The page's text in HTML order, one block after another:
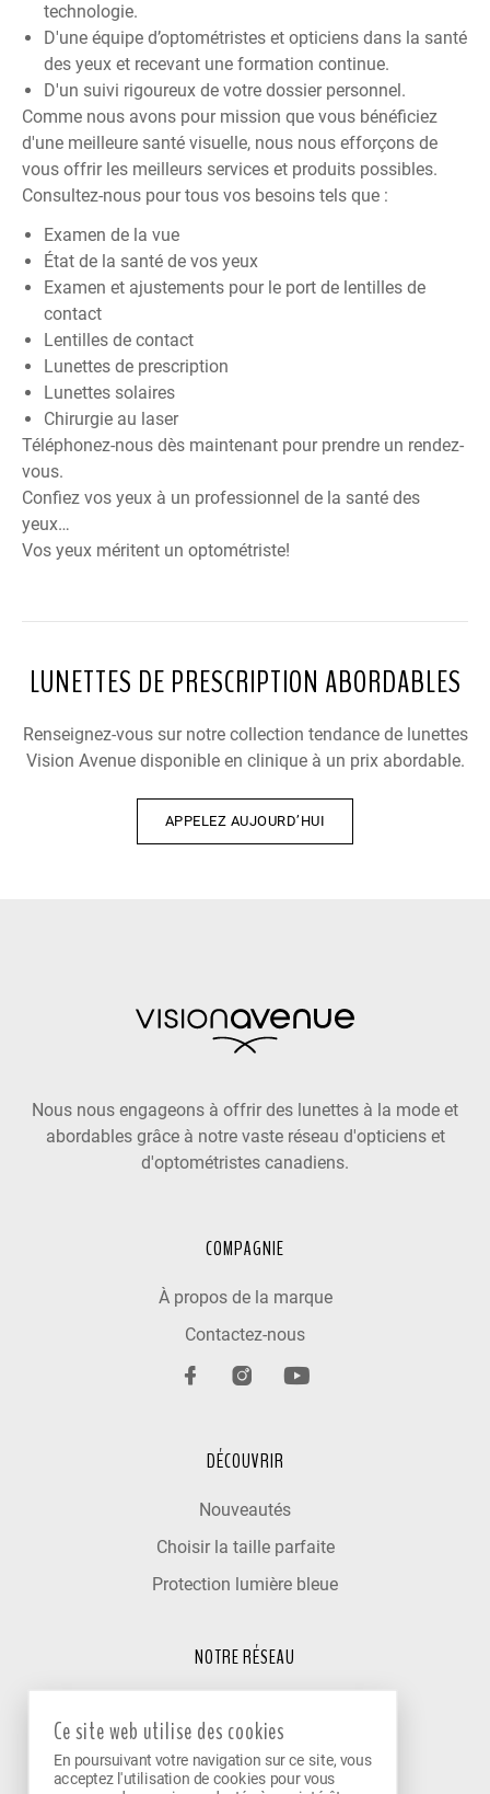
technologie.
D'une équipe d’optométristes et opticiens dans la santé
des yeux et recevant une formation continue.
D'un suivi rigoureux de votre dossier personnel.
Comme nous avons pour mission que vous bénéficiez
d'une meilleure santé visuelle, nous nous efforçons de
vous offrir les meilleurs services et produits possibles.
Consultez-nous pour tous vos besoins tels que :
Examen de la vue
État de la santé de vos yeux
Examen et ajustements pour le port de lentilles de
contact
Lentilles de contact
Lunettes de prescription
Lunettes solaires
Chirurgie au laser
Téléphonez-nous dès maintenant pour prendre un rendez-
vous.
Confiez vos yeux à un professionnel de la santé des
yeux…
Vos yeux méritent un optométriste!
LUNETTES DE PRESCRIPTION ABORDABLES
Renseignez-vous sur notre collection tendance de lunettes
Vision Avenue disponible en clinique à un prix abordable.
APPELEZ AUJOURD’HUI
Nous nous engageons à offrir des lunettes à la mode et
abordables grâce à notre vaste réseau d'opticiens et
d'optométristes canadiens.
COMPAGNIE
À propos de la marque
Contactez-nous
DÉCOUVRIR
Nouveautés
Choisir la taille parfaite
Protection lumière bleue
NOTRE RÉSEAU
Nos cliniques partenaires
Devenir partenaire
Ce site web utilise des cookies
En poursuivant votre navigation sur ce site, vous
acceptez l'utilisation de cookies pour vous